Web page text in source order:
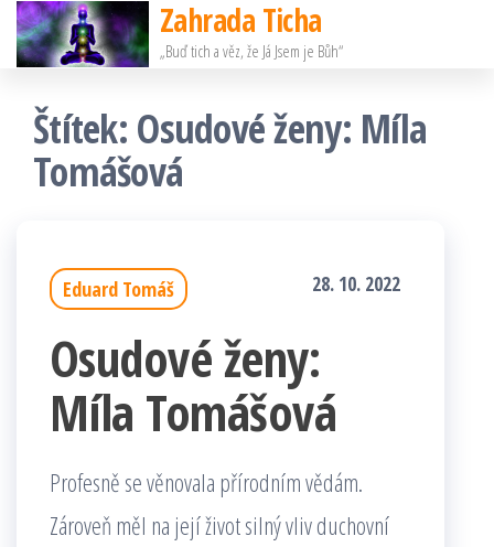
Přeskočit
na
obsah
Zahrada Ticha
„Buď tich a věz, že Já Jsem je Bůh“
Štítek: Osudové ženy: Míla
Tomášová
Eduard Tomáš 28. 10. 2022
Osudové ženy:
Míla Tomášová
Profesně se věnovala přírodním vědám.
Zároveň měl na její život silný vliv duchovní